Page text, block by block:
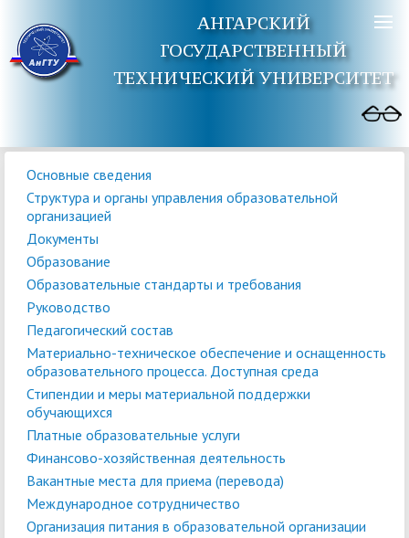
АНГАРСКИЙ
ГОСУДАРСТВЕННЫЙ
ТЕХНИЧЕСКИЙ УНИВЕРСИТЕТ
Основные сведения
Структура и органы управления образовательной
организацией
Документы
Образование
Образовательные стандарты и требования
Руководство
Педагогический состав
Материально-техническое обеспечение и оснащенность
образовательного процесса. Доступная среда
Стипендии и меры материальной поддержки
обучающихся
Платные образовательные услуги
Финансово-хозяйственная деятельность
Вакантные места для приема (перевода)
Международное сотрудничество
Организация питания в образовательной организации